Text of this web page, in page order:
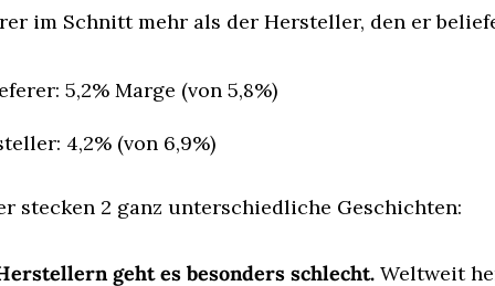
im Schnitt mehr als der Hersteller, den er
5,2% Marge (von 5,8%)
4,2% (von 6,9%)
stecken 2 ganz unterschiedliche Geschichten:
geht es besonders schlecht. Weltweit